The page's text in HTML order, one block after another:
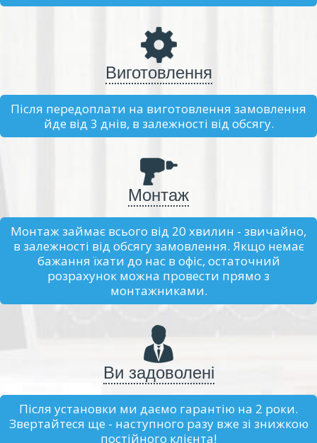
Виготовлення
Після передоплати на виготовлення замовлення
йде від 3 днів, в залежності від обсягу.
Монтаж
Монтаж займає всього від 20 хвилин - звичайно,
в залежності від обсягу замовлення. Якщо немає
бажання їхати до нас в офіс, остаточний
розрахунок можна провести прямо з
монтажниками.
Ви задоволені
Після установки ми даємо гарантію на 2 роки.
Звертайтеся ще - наступного разу вже зі знижкою
постійного клієнта!